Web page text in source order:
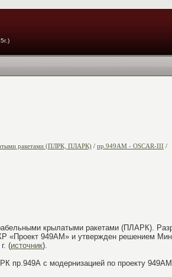
ракетами (ПЛРК, ПЛАРК) / пр.949АМ - OSCAR-III /
крылатыми ракетами (ПЛАРК).
«Проект 949АМ» и утвержден решением
(источник).
пр.949А с модернизацией по проекту